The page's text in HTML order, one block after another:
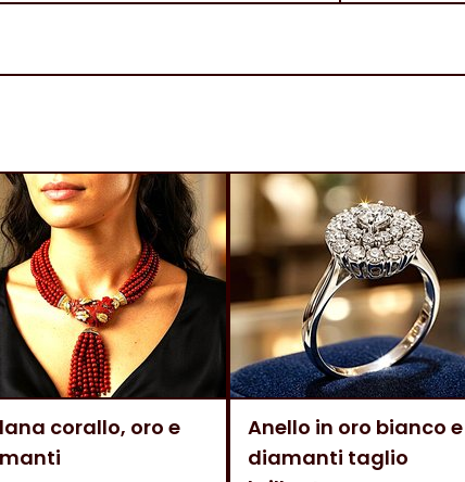
corallo, oro e
Anello in oro bianco e
diamanti taglio